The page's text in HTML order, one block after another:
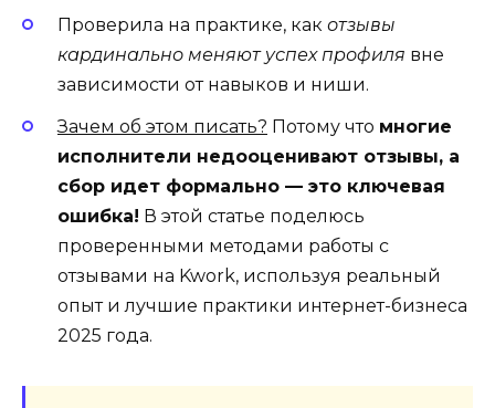
Проверила на практике, как отзывы
кардинально меняют успех профиля вне
зависимости от навыков и ниши.
Зачем об этом писать? Потому что многие
исполнители недооценивают отзывы, а
сбор идет формально — это ключевая
ошибка! В этой статье поделюсь
проверенными методами работы с
отзывами на Kwork, используя реальный
опыт и лучшие практики интернет-бизнеса
2025 года.